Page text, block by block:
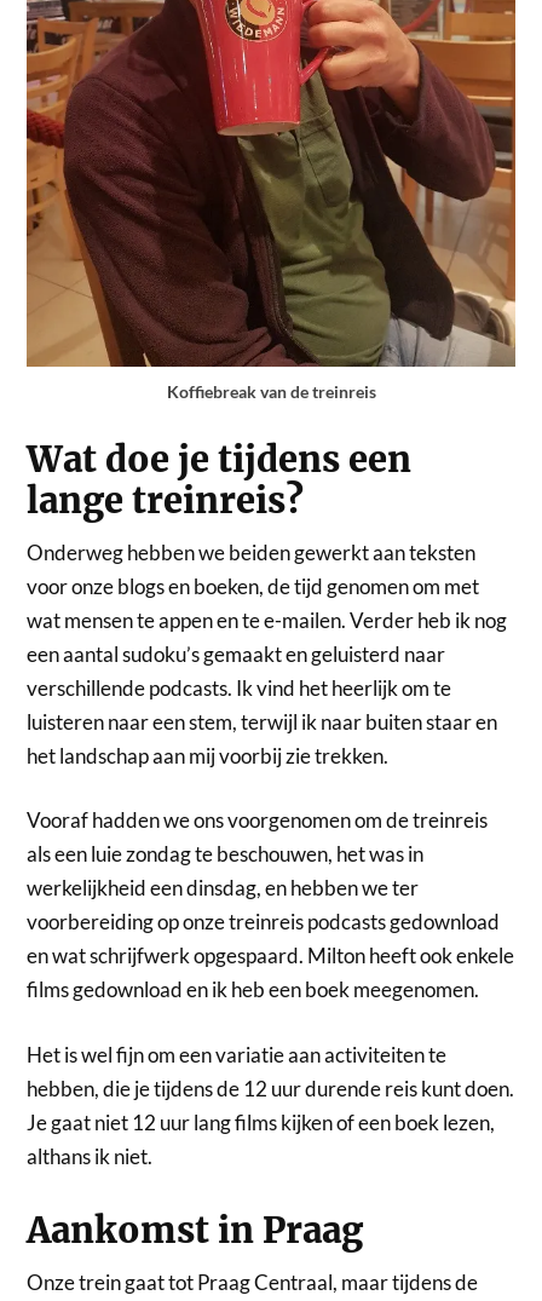
Koffiebreak van de treinreis
Wat doe je tijdens een
lange treinreis?
Onderweg hebben we beiden gewerkt aan teksten
voor onze blogs en boeken, de tijd genomen om met
wat mensen te appen en te e-mailen. Verder heb ik nog
een aantal sudoku’s gemaakt en geluisterd naar
verschillende podcasts. Ik vind het heerlijk om te
luisteren naar een stem, terwijl ik naar buiten staar en
het landschap aan mij voorbij zie trekken.
Vooraf hadden we ons voorgenomen om de treinreis
als een luie zondag te beschouwen, het was in
werkelijkheid een dinsdag, en hebben we ter
voorbereiding op onze treinreis podcasts gedownload
en wat schrijfwerk opgespaard. Milton heeft ook enkele
films gedownload en ik heb een boek meegenomen.
Het is wel fijn om een variatie aan activiteiten te
hebben, die je tijdens de 12 uur durende reis kunt doen.
Je gaat niet 12 uur lang films kijken of een boek lezen,
althans ik niet.
Aankomst in Praag
Onze trein gaat tot Praag Centraal, maar tijdens de